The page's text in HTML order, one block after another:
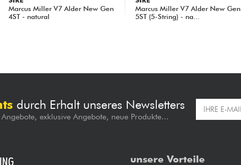
Marcus Miller V7 Alder New Gen
4ST - natural
Marcus Miller V7 Alder New Gen
5ST (5-String) - na...
durch Erhalt unseres Newsletters
exklusive Angebote, neue Produkte...
unsere Vorteile